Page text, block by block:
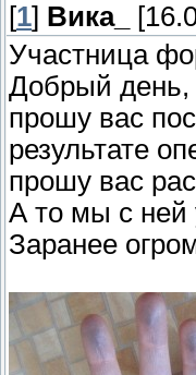
[1] Вика_
Участница
Добрый день,
прошу вас
результате
прошу вас
А то мы с ней
Заранее